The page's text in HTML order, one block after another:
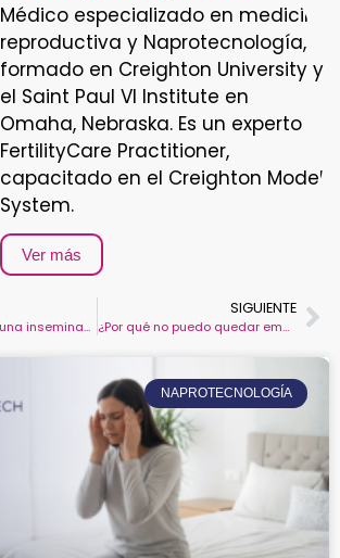
Médico especializado en medicina
reproductiva y Naprotecnología,
formado en Creighton University y
el Saint Paul VI Institute en
Omaha, Nebraska. Es un experto
FertilityCare Practitioner,
capacitado en el Creighton Model
System.
Ver más
¿Cuánto cuesta una inseminación artificial en Colombia y qué alternativas existen?
SIGUIENTE
¿Por qué no puedo quedar embarazada si todo está bien?
NAPROTECNOLOGÍA